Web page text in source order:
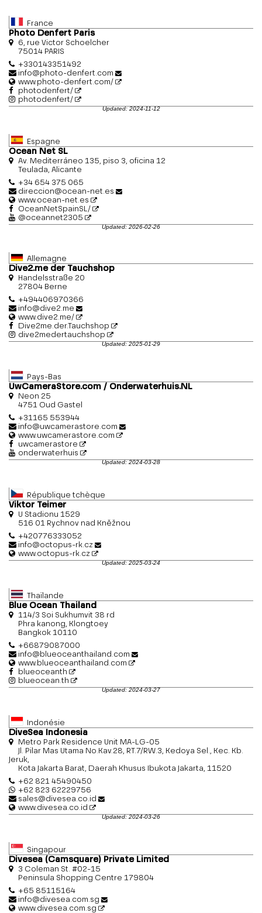
France
Photo Denfert Paris
6, rue Victor Schoelcher
75014 PARIS
+330143351492
info@photo-denfert.com
www.photo-denfert.com/
photodenfert/
photodenfert/
Updated: 2024-11-12
Espagne
Ocean Net SL
Av. Mediterráneo 135, piso 3, oficina 12
Teulada, Alicante
+34 654 375 065
direccion@ocean-net.es
www.ocean-net.es
OceanNetSpainSL/
@oceannet2305
Updated: 2026-02-26
Allemagne
Dive2.me der Tauchshop
Handelsstraße 20
27804 Berne
+494406970366
info@dive2.me
www.dive2.me/
Dive2me.der.Tauchshop
dive2medertauchshop
Updated: 2025-01-29
Pays-Bas
UwCameraStore.com / Onderwaterhuis.NL
Neon 25
4751 Oud Gastel
+31165 553944
info@uwcamerastore.com
www.uwcamerastore.com
uwcamerastore
onderwaterhuis
Updated: 2024-03-28
République tchèque
Viktor Teimer
U Stadionu 1529
516 01 Rychnov nad Kněžnou
+420776333052
info@octopus-rk.cz
www.octopus-rk.cz
Updated: 2025-03-24
Thaïlande
Blue Ocean Thailand
114/3 Soi Sukhumvit 38 rd
Phra kanong, Klongtoey
Bangkok 10110
+66879087000
info@blueoceanthailand.com
www.blueoceanthailand.com
blueoceanth
blueocean.th
Updated: 2024-03-27
Indonésie
DiveSea Indonesia
Metro Park Residence Unit MA-LG-05
Jl. Pilar Mas Utama No.Kav.28, RT.7/RW.3, Kedoya Sel., Kec. Kb.
Jeruk,
Kota Jakarta Barat, Daerah Khusus Ibukota Jakarta, 11520
+62 821 45490450
+62 823 62229756
sales@divesea.co.id
www.divesea.co.id
Updated: 2024-03-26
Singapour
Divesea (Camsquare) Private Limited
3 Coleman St. #02-15
Peninsula Shopping Centre 179804
+65 85115164
info@divesea.com.sg
www.divesea.com.sg